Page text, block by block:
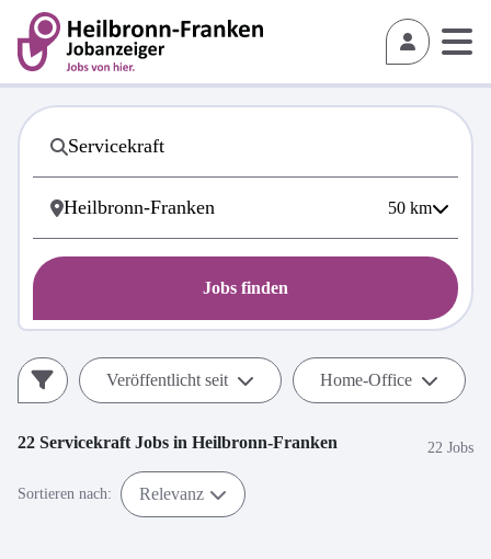
50 km
Jobs finden
Veröffentlicht seit Home-Office
22 Servicekraft Jobs in Heilbronn-Franken 22 Jobs
Sortieren nach: Relevanz